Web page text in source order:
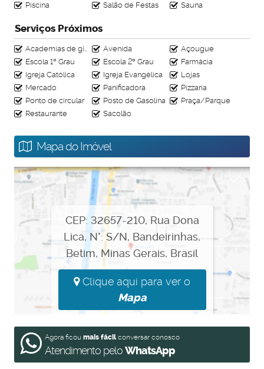
Piscina
Salão de Festas Sauna
Serviços Próximos
Academias de ginástica Avenida
Açougue
Escola 1º Grau
Escola 2º Grau
Farmácia
Igreja Católica
Igreja Evangélica
Lojas
Mercado
Panificadora
Pizzaria
Ponto de circular
Posto de Gasolina
Praça/Parque
Restaurante
Sacolão
Mapa do Imóvel
CEP: 32657-210, Rua Dona
Lica, N°: S/N, Bandeirinhas,
Betim, Minas Gerais, Brasil
Clique aqui para ver o
Mapa
Agora ficou mais fácil conversar conosco
Atendimento peloWhatsApp